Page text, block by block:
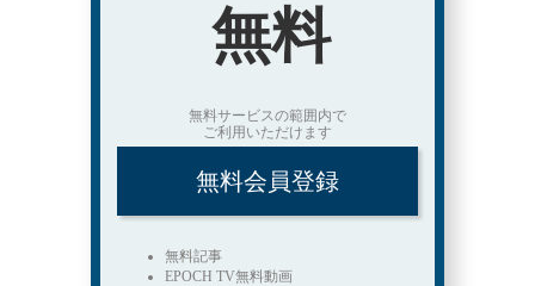
無料
無料サービスの範囲内で
ご利用いただけます
無料会員登録
無料記事
EPOCH TV無料動画